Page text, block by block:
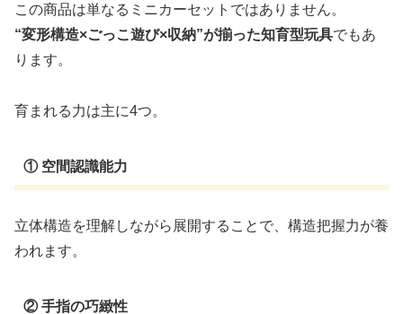
この商品は単なるミニカーセットではありません。
“変形構造×ごっこ遊び×収納”が揃った知育型玩具でもあ
ります。
育まれる力は主に4つ。
① 空間認識能力
立体構造を理解しながら展開することで、構造把握力が養
われます。
② 手指の巧緻性